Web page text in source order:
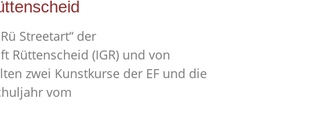
Streetart“ der
Rüttenscheid (IGR) und von
zwei Kunstkurse der EF und die
vom